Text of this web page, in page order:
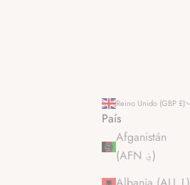
Reino Unido (GBP £)
País
Afganistán
(AFN ؋)